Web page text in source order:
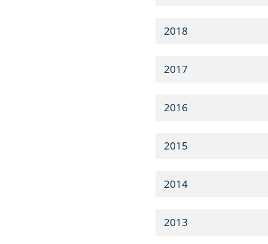
2018
2017
2016
2015
2014
2013